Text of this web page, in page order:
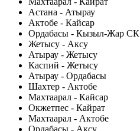
Астана - Атырау
Актобе - Кайсар
Ордабасы - Кызыл-Жар СК
Жетысу - Аксу
Атырау - Жетысу
Каспий - Жетысу
Атырау - Ордабасы
Шахтер - Актобе
Махтаарал - Кайсар
Окжетпес - Кайрат
Махтаарал - Актобе